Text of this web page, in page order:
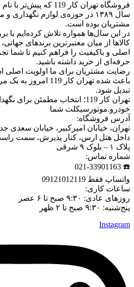
فروشگاه تهران کار 119
سال ۱۳۸۹ در حوزه‌ی لوازم
مشتریان بوده است.
در این سال‌ها همواره تلاش کرده‌ایم با
کالاها از میان معتبرترین برندهای
اصلی و باکیفیت را فراهم کنیم تا شما
حرفه‌ای از خرید داشته باشید.
رضایت مشتریان برای ما اولویت اصلی
باعث شده تهران کار
تبدیل شود.
تهران کار 119؛ انتخاب مطمئن
خودرو.موتورسیکلت شما
آدرس فروشگاه:
تهران، خیابان امیرکبیر، خیابان سعدی
داخل هتل ارس، کنار پذیرش، سمت
پلاک ۱ – بلوک ۹ شرقی
شماره تماس:
☎️ 021-33901163
واتساپ فقط 09121012119
ساعات کاری:
روزهای عادی: ۹:۳۰ صبح تا ۶ عصر
پنج‌شنبه: ۹:۳۰ صبح تا ۲ ظهر
Instagram